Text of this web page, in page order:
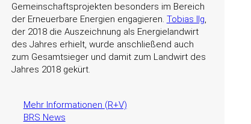
Gemeinschaftsprojekten besonders im Bereich
der Erneuerbare Energien engagieren. Tobias Ilg,
der 2018 die Auszeichnung als Energielandwirt
des Jahres erhielt, wurde anschließend auch
zum Gesamtsieger und damit zum Landwirt des
Jahres 2018 gekürt.
Mehr Informationen (R+V)
BRS News